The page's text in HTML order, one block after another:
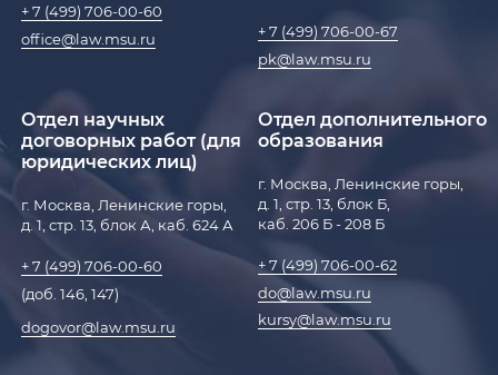
+ 7 (499) 706-00-60
office@law.msu.ru
+ 7 (499) 706-00-67
pk@law.msu.ru
Отдел научных
договорных работ (для
юридических лиц)
г. Москва, Ленинские горы,
д. 1, стр. 13, блок А, каб. 624 А
+ 7 (499) 706-00-60
(доб. 146, 147)
dogovor@law.msu.ru
Отдел дополнительного
образования
г. Москва, Ленинские горы,
д. 1, стр. 13, блок Б,
каб. 206 Б - 208 Б
+ 7 (499) 706-00-62
do@law.msu.ru
kursy@law.msu.ru